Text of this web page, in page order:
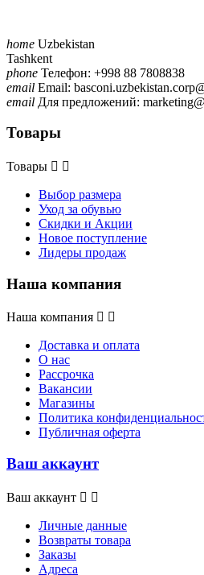
home Uzbekistan
Tashkent
phone Телефон: +998 88 7808838
email Email:
email Для предложений:
Товары
Товары  
Выбор размера
Уход за обувью
Скидки и Акции
Новое поступление
Лидеры продаж
Наша компания
Наша компания  
Доставка и оплата
О нас
Рассрочка
Вакансии
Магазины
Политика
Публичная оферта
Ваш аккаунт
Ваш аккаунт  
Личные данные
Возвраты товара
Заказы
Адреса